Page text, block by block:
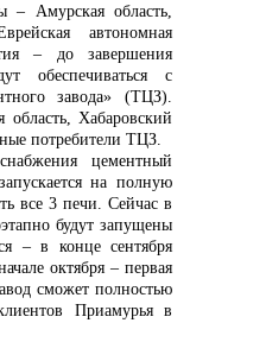
– Амурская область,
автономная
– до завершения
обеспечиваться с
завода» (ТЦЗ).
Хабаровский
потребители ТЦЗ.
цементный
на полную
все 3 печи. Сейчас в
будут запущены
– в конце сентября
октября – первая
сможет полностью
Приамурья в